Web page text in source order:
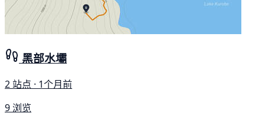
黑部水壩
2 站点 · 1个月前
9 浏览